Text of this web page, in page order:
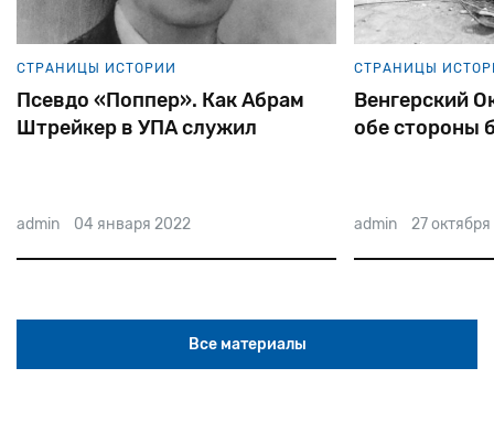
СТРАНИЦЫ ИСТОРИИ
Венгерский Октябрь. Евреи по
обе стороны баррикад
admin 27 октября 2021
СТРАНИЦЫ
Как МГБ
президента
admin 27
Все материалы